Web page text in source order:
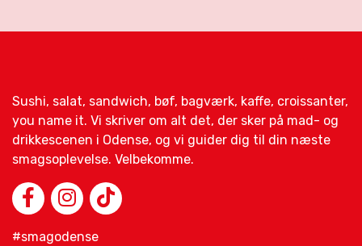
Sushi, salat, sandwich, bøf, bagværk, kaffe, croissanter,
you name it. Vi skriver om alt det, der sker på mad- og
drikkescenen i Odense, og vi guider dig til din næste
smagsoplevelse. Velbekomme.
#smagodense